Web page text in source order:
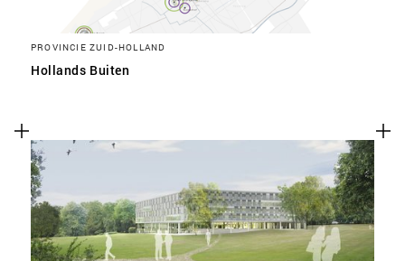
PROVINCIE ZUID-HOLLAND
Hollands Buiten